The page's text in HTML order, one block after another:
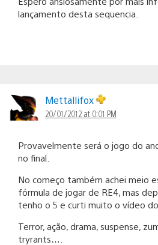
lançamento desta sequencia.
Mettallifox
20/01/2012 at 0:01 PM
Provavelmente será o jogo do
no final.
No começo também achei meio
fórmula de jogar de RE4, mas
tenho o 5 e curti muito o vídeo do
Terror, ação, drama, suspense,
tryrants….